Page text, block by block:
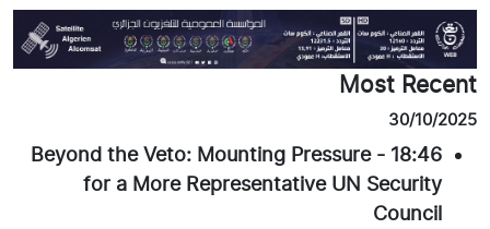
Most Recent
30/10/2025
18:46
-
Beyond the Veto: Mounting Pressure
for a More Representative UN Security
Council